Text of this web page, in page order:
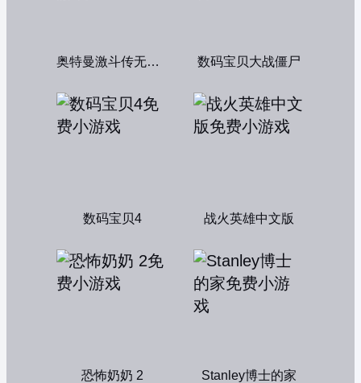
奥特曼激斗传无敌版 数码宝贝大战僵尸
数码宝贝4 战火英雄中文版
恐怖奶奶 2 Stanley博士的家